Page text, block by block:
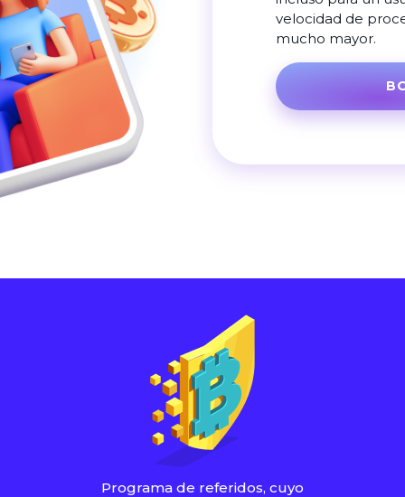
velocidad de
mucho mayor.
Programa de referidos, cuyo